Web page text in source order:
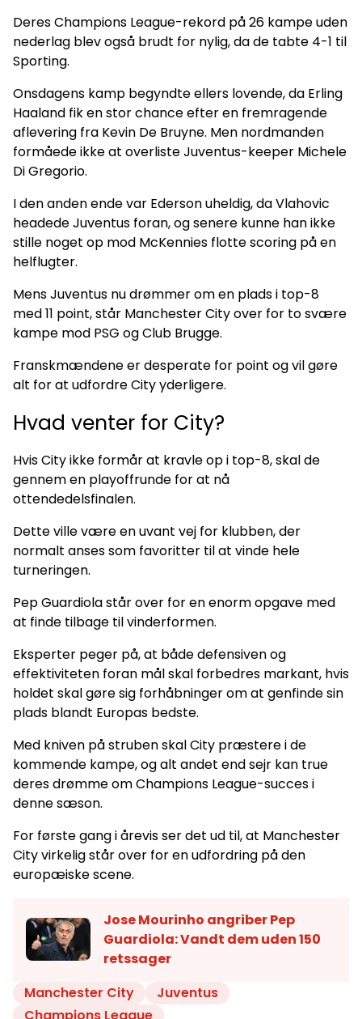
Deres Champions League-rekord på 26 kampe uden
nederlag blev også brudt for nylig, da de tabte 4-1 til
Sporting.
Onsdagens kamp begyndte ellers lovende, da Erling
Haaland fik en stor chance efter en fremragende
aflevering fra Kevin De Bruyne. Men nordmanden
formåede ikke at overliste Juventus-keeper Michele
Di Gregorio.
I den anden ende var Ederson uheldig, da Vlahovic
headede Juventus foran, og senere kunne han ikke
stille noget op mod McKennies flotte scoring på en
helflugter.
Mens Juventus nu drømmer om en plads i top-8
med 11 point, står Manchester City over for to svære
kampe mod PSG og Club Brugge.
Franskmændene er desperate for point og vil gøre
alt for at udfordre City yderligere.
Hvad venter for City?
Hvis City ikke formår at kravle op i top-8, skal de
gennem en playoffrunde for at nå
ottendedelsfinalen.
Dette ville være en uvant vej for klubben, der
normalt anses som favoritter til at vinde hele
turneringen.
Pep Guardiola står over for en enorm opgave med
at finde tilbage til vinderformen.
Eksperter peger på, at både defensiven og
effektiviteten foran mål skal forbedres markant, hvis
holdet skal gøre sig forhåbninger om at genfinde sin
plads blandt Europas bedste.
Med kniven på struben skal City præstere i de
kommende kampe, og alt andet end sejr kan true
deres drømme om Champions League-succes i
denne sæson.
For første gang i årevis ser det ud til, at Manchester
City virkelig står over for en udfordring på den
europæiske scene.
Jose Mourinho angriber Pep
Guardiola: Vandt dem uden 150
retssager
Manchester City
Juventus
Champions League